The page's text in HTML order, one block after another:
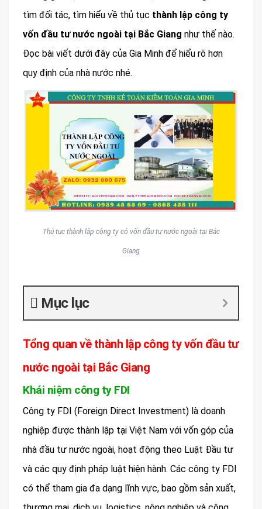
tìm đối tác, tìm hiểu về thủ tục thành lập công ty
vốn đầu tư nước ngoài tại Bắc Giang như thế nào.
Đọc bài viết dưới đây của Gia Minh để hiểu rõ hơn
quy định của nhà nước nhé.
Thủ tục thành lập công ty có vốn đầu tư nước ngoài tại Bắc
Giang
Mục lục
Tổng quan về thành lập công ty vốn đầu tư
nước ngoài tại Bắc Giang
Khái niệm công ty FDI
Công ty FDI (Foreign Direct Investment) là doanh
nghiệp được thành lập tại Việt Nam với vốn góp của
nhà đầu tư nước ngoài, hoạt động theo Luật Đầu tư
và các quy định pháp luật hiện hành. Các công ty FDI
có thể tham gia đa dạng lĩnh vực, bao gồm sản xuất,